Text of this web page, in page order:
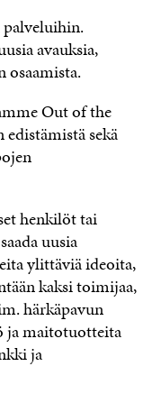
avauksia,
osaamista.
Out of the
sekä
henkilöt tai
uusia
ylittäviä ideoita,
kaksi toimijaa,
härkäpavun
ja maitotuotteita
ja